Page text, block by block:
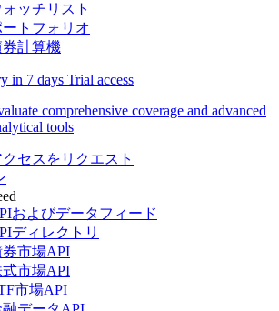
ォッチリスト
ートフォリオ
券計算機
in 7 days Trial access
comprehensive coverage and advanced
tools
クセスをリクエスト
およびデータフィード
ディレクトリ
券市場API
式市場API
市場API